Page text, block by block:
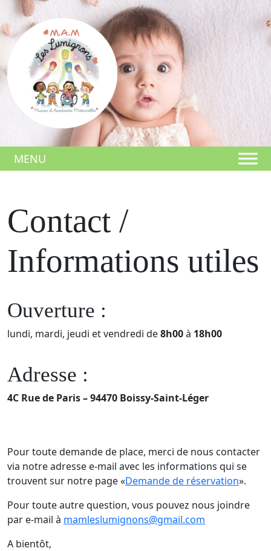
to
content
MENU
Contact /
Informations utiles
Ouverture :
lundi, mardi, jeudi et vendredi de8h00à 18h00
Adresse :
4C Rue de Paris –94470 Boissy-Saint-Léger
Pour toute demande de place, merci de nous contacter
via notre adresse e-mail avec les informations qui se
trouvent sur notre page «Demande de réservation».
Pour toute autre question, vous pouvez nous joindre
par e-mail à mamleslumignons@gmail.com
​A bientôt,